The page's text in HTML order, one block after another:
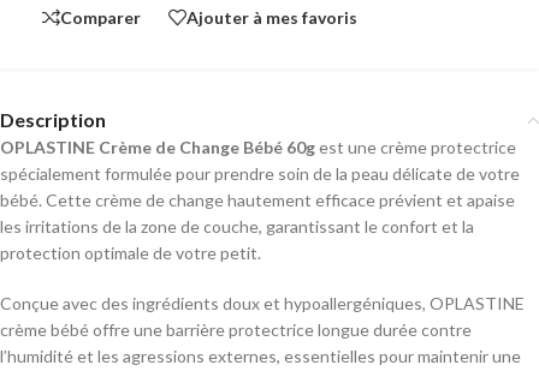
Comparer Ajouter à mes favoris
Description
OPLASTINE Crème de Change Bébé 60gest une crème protectrice
spécialement formulée pour prendre soin de la peau délicate de votre
bébé. Cette crème de change hautement efficace prévient et apaise
les irritations de la zone de couche, garantissant le confort et la
protection optimale de votre petit.
Conçue avec des ingrédients doux et hypoallergéniques, OPLASTINE
crème bébé offre une barrière protectrice longue durée contre
l’humidité et les agressions externes, essentielles pour maintenir une